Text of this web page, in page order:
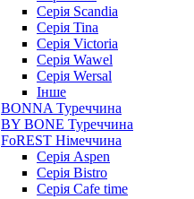
Серія Scandia
Серія Tina
Серія Victoria
Серія Wawel
Серія Wersal
Інше
BONNA Туреччина
BY BONE Туреччина
FoREST Німеччина
Серія Aspen
Серія Bistro
Серія Cafe time